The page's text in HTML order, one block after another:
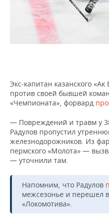
НЕФТЕХИМИЯ
НЕФТЬ
РОЗНИЧНАЯ ТОРГОВЛЯ
ТРАНСПОРТ
НОВОСТИ ТЕХНОЛОГИЙ
IT
ТЕЛЕКОММУНИКАЦИИ
МЕРОПРИЯТИЯ
НОВОСТИ
БИЗНЕС-БРАНЧИ
ОТКРЫТАЯ ЛЕКЦИЯ
СПОРТ
ФУТБОЛ
БАСКЕТБОЛ
ВОЛЕЙБОЛ
ФИГУРНОЕ КАТАНИЕ
НОВОСТИ ОБЩЕСТВА
ИНФРАСТРУКТУРА
ИСТОРИЯ
МЕДИЦИНА
ФОТОГАЛЕРЕЯ
СПРАВОЧНИК
СПИСОК ПЕРСОН
ПОЛНАЯ ВЕРСИЯ
Экс-капитан казанского
против своей бывшей
«Чемпионата», форвард
— Повреждений и травм у
Радулов пропустил
железнодорожников. Из
пермского «Молота» —
— уточнили там.
Напомним, что Радулов
межсезонье и перешел
«Локомотива».